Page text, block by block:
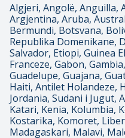
Algjeri, Angolë, Anguilla,
Argjentina, Aruba,
Bermundi, Botsvana,
Republika Domenikane,
Salvador, Etiopi, Guinea
Franceze, Gabon,
Guadelupe, Guajana,
Haiti, Antilet Holandeze,
Jordania, Sudani i Jugut,
Katari, Kenia, Kolumbia,
Kostarika, Komoret,
Madagaskari, Malavi,